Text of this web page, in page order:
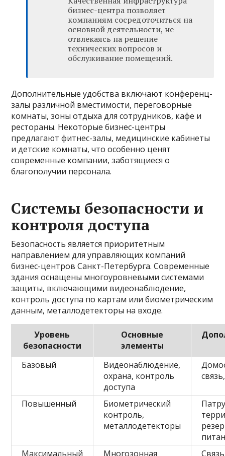
бизнес-центра позволяет
компаниям сосредоточиться на
основной деятельности, не
отвлекаясь на решение
технических вопросов и
обслуживание помещений.
Дополнительные удобства включают конференц-
залы различной вместимости, переговорные
комнаты, зоны отдыха для сотрудников, кафе и
рестораны. Некоторые бизнес-центры
предлагают фитнес-залы, медицинские кабинеты
и детские комнаты, что особенно ценят
современные компании, заботящиеся о
благополучии персонала.
Системы безопасности и
контроля доступа
Безопасность является приоритетным
направлением для управляющих компаний
бизнес-центров Санкт-Петербурга. Современные
здания оснащены многоуровневыми системами
защиты, включающими видеонаблюдение,
контроль доступа по картам или биометрическим
данным, металлодетекторы на входе.
Уровень
безопасности
Основные
элементы
Базовый
Видеонаблюдение,
охрана, контроль
доступа
Повышенный
Биометрический
контроль,
металлодетекторы
Максимальный
Многозонная